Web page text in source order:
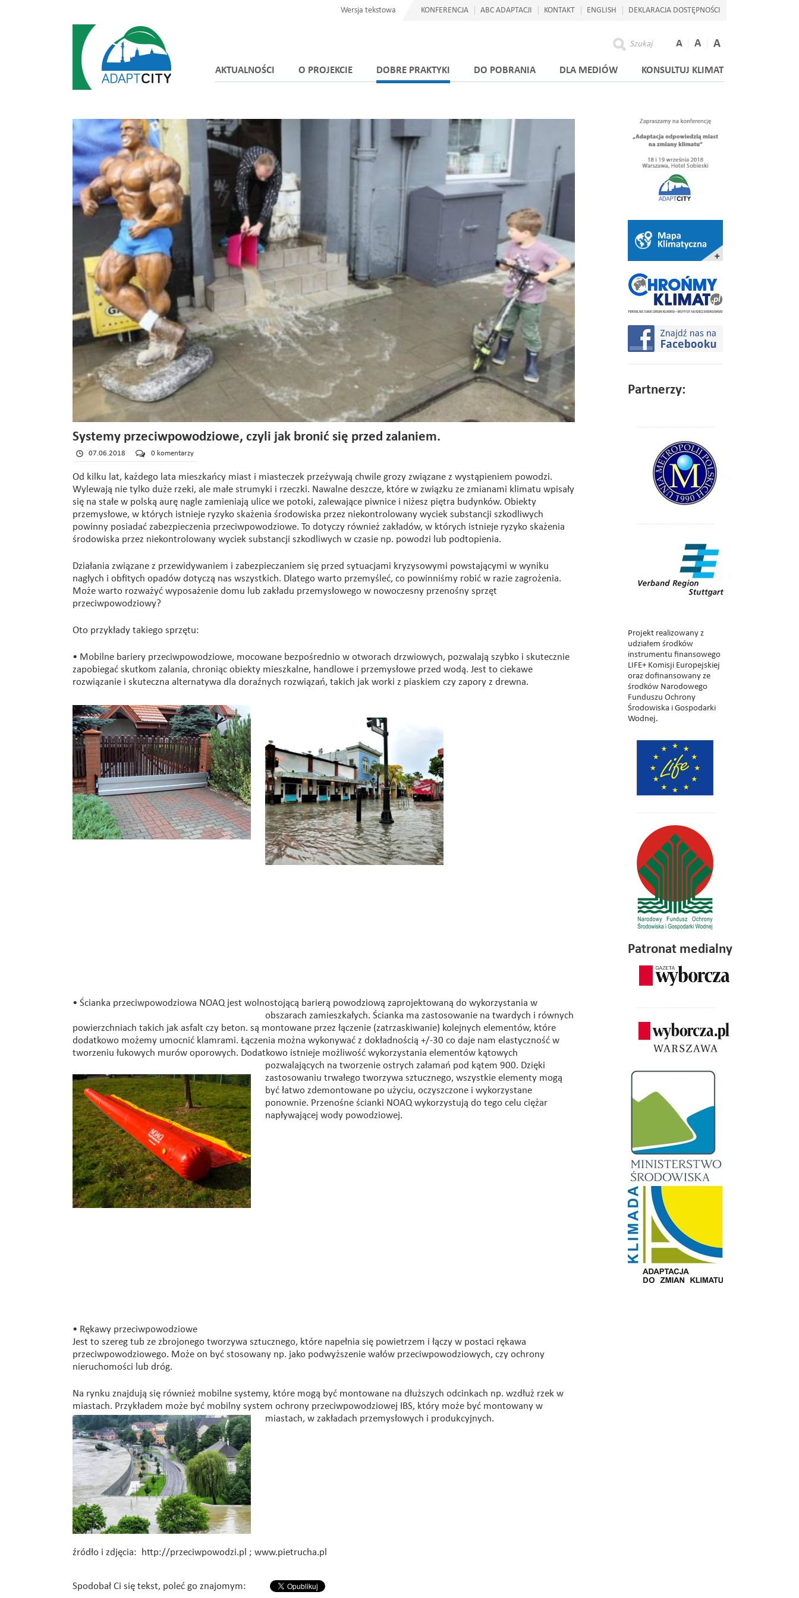
KONFERENCJA ABC ADAPTACJI KONTAKT ENGLISH DEKLARACJA DOSTĘPNOŚCI
A A A
Wersja tekstowa
Szukaj
AKTUALNOŚCI O PROJEKCIE DOBRE PRAKTYKI DO POBRANIA DLA MEDIÓW KONSULTUJ KLIMAT
Systemy przeciwpowodziowe, czyli jak bronić się przed zalaniem.
07.06.2018 0 komentarzy
Od kilku lat, każdego lata mieszkańcy miast i miasteczek przeżywają chwile grozy związane z wystąpieniem powodzi.
Wylewają nie tylko duże rzeki, ale małe strumyki i rzeczki. Nawalne deszcze, które w związku ze zmianami klimatu wpisały
się na stałe w polską aurę nagle zamieniają ulice we potoki, zalewające piwnice i niżesz piętra budynków. Obiekty
przemysłowe, w których istnieje ryzyko skażenia środowiska przez niekontrolowany wyciek substancji szkodliwych
powinny posiadać zabezpieczenia przeciwpowodziowe. To dotyczy również zakładów, w których istnieje ryzyko skażenia
środowiska przez niekontrolowany wyciek substancji szkodliwych w czasie np. powodzi lub podtopienia.
Działania związane z przewidywaniem i zabezpieczaniem się przed sytuacjami kryzysowymi powstającymi w wyniku
nagłych i obfitych opadów dotyczą nas wszystkich. Dlatego warto przemyśleć, co powinniśmy robić w razie zagrożenia.
Może warto rozważyć wyposażenie domu lub zakładu przemysłowego w nowoczesny przenośny sprzęt
przeciwpowodziowy?
Oto przykłady takiego sprzętu:
• Mobilne bariery przeciwpowodziowe, mocowane bezpośrednio w otworach drzwiowych, pozwalają szybko i skutecznie
zapobiegać skutkom zalania, chroniąc obiekty mieszkalne, handlowe i przemysłowe przed wodą. Jest to ciekawe
rozwiązanie i skuteczna alternatywa dla doraźnych rozwiązań, takich jak worki z piaskiem czy zapory z drewna.
• Ścianka przeciwpowodziowa NOAQ jest wolnostojącą barierą powodziową zaprojektowaną do wykorzystania w
obszarach zamieszkałych. Ścianka ma zastosowanie na twardych i równych
powierzchniach takich jak asfalt czy beton. są montowane przez łączenie (zatrzaskiwanie) kolejnych elementów, które
dodatkowo możemy umocnić klamrami. Łączenia można wykonywać z dokładnością +/-30 co daje nam elastyczność w
tworzeniu łukowych murów oporowych. Dodatkowo istnieje możliwość wykorzystania elementów kątowych
pozwalających na tworzenie ostrych załamań pod kątem 900. Dzięki
zastosowaniu trwałego tworzywa sztucznego, wszystkie elementy mogą
być łatwo zdemontowane po użyciu, oczyszczone i wykorzystane
ponownie. Przenośne ścianki NOAQ wykorzystują do tego celu ciężar
napływającej wody powodziowej.
• Rękawy przeciwpowodziowe
Jest to szereg tub ze zbrojonego tworzywa sztucznego, które napełnia się powietrzem i łączy w postaci rękawa
przeciwpowodziowego. Może on być stosowany np. jako podwyższenie wałów przeciwpowodziowych, czy ochrony
nieruchomości lub dróg.
Na rynku znajdują się również mobilne systemy, które mogą być montowane na dłuższych odcinkach np. wzdłuż rzek w
miastach. Przykładem może być mobilny system ochrony przeciwpowodziowej IBS, który może być montowany w
miastach, w zakładach przemysłowych i produkcyjnych.
źródło i zdjęcia: http://przeciwpowodzi.pl ; www.pietrucha.pl
Spodobał Ci się tekst, poleć go znajomym:
Partnerzy:
Projekt realizowany z
udziałem środków
instrumentu finansowego
LIFE+ Komisji Europejskiej
oraz dofinansowany ze
środków Narodowego
Funduszu Ochrony
Środowiska i Gospodarki
Wodnej.
Patronat medialny